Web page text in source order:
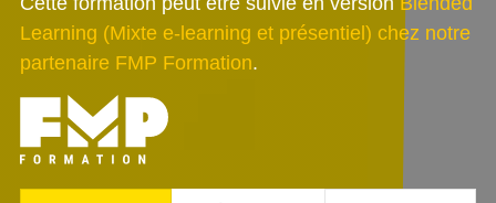
Learning (Mixte e-learning et présentiel) chez notre
partenaire FMP Formation.